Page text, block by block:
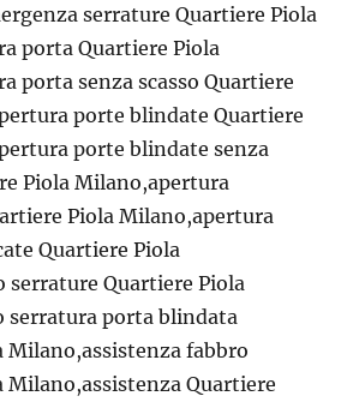
serrature Quartiere Piola
porta Quartiere Piola
porta senza scasso Quartiere
porte blindate Quartiere
porte blindate senza
Piola Milano,apertura
Piola Milano,apertura
Quartiere Piola
serrature Quartiere Piola
serratura porta blindata
Milano,assistenza fabbro
Milano,assistenza Quartiere